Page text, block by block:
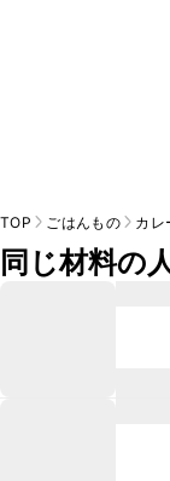
TOP ごはんもの カレ
同じ材料の